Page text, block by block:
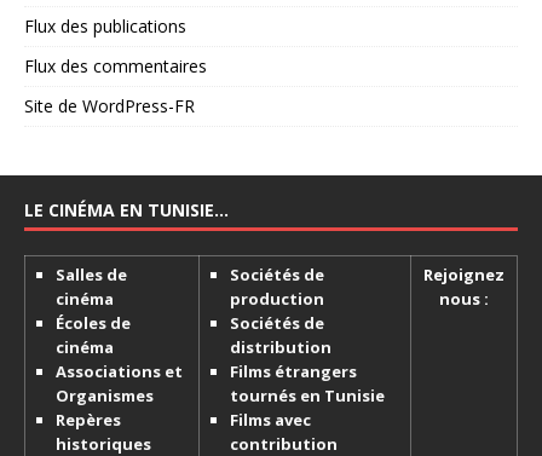
Flux des publications
Flux des commentaires
Site de WordPress-FR
LE CINÉMA EN TUNISIE…
Salles de
cinéma
Écoles de
cinéma
Associations et
Organismes
Repères
historiques
Sociétés de
production
Sociétés de
distribution
Films étrangers
tournés en Tunisie
Films avec
contribution
Rejoignez
nous :